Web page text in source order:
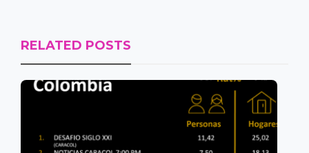
RELATED POSTS